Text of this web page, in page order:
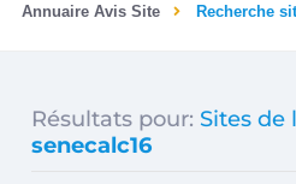
Annuaire Avis Site Recherche
Résultats pour: Sites de
senecalc16